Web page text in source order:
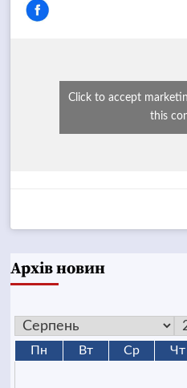
Click to accept
this
Архів новин
Пн Вт Ср Чт